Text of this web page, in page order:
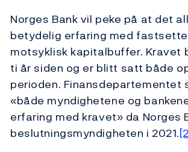
Norges Bank vil peke på at det
betydelig erfaring med
motsyklisk kapitalbuffer. Kravet
ti år siden og er blitt satt både
perioden. Finansdepartementet
«både myndighetene og
erfaring med kravet» da Norges
beslutningsmyndigheten i 2021.